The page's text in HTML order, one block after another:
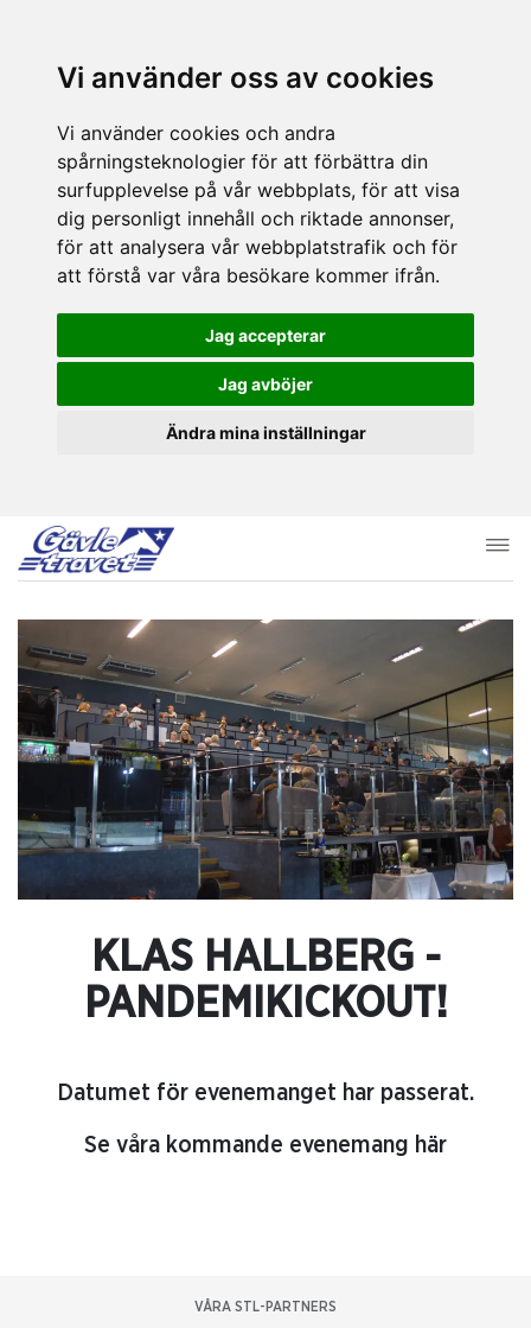
Vi använder oss av cookies
Vi använder cookies och andra
spårningsteknologier för att förbättra din
surfupplevelse på vår webbplats, för att visa
dig personligt innehåll och riktade annonser,
för att analysera vår webbplatstrafik och för
att förstå var våra besökare kommer ifrån.
Jag accepterar
Jag avböjer
Ändra mina inställningar
KLAS HALLBERG -
PANDEMIKICKOUT!
Datumet för evenemanget har passerat.
Se våra kommande evenemang här
VÅRA STL-PARTNERS